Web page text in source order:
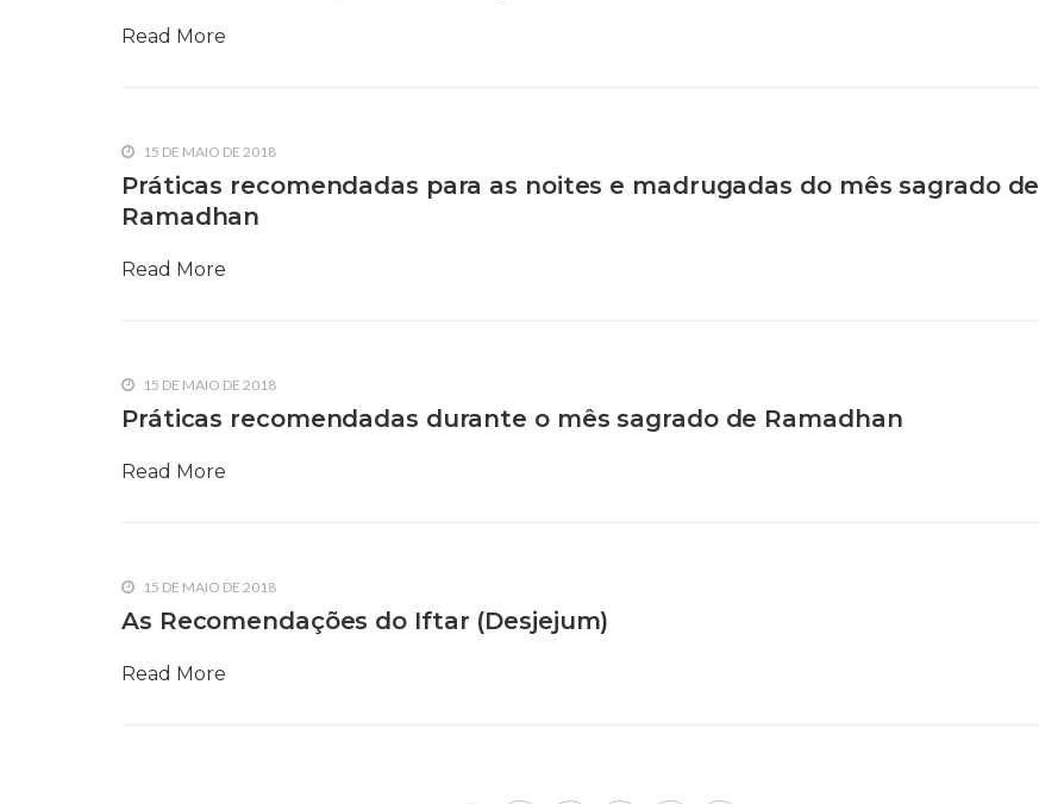
Read More
15 DE MAIO DE 2018
Práticas recomendadas para as noites e madrugadas do mês sagrado de
Ramadhan
Read More
15 DE MAIO DE 2018
Práticas recomendadas durante o mês sagrado de Ramadhan
Read More
15 DE MAIO DE 2018
As Recomendações do Iftar (Desjejum)
Read More